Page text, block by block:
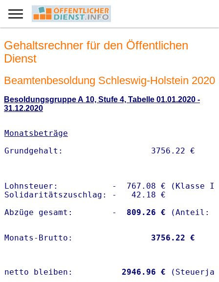
Gehaltsrechner für den Öffentlichen
Dienst
Beamtenbesoldung Schleswig-Holstein 2020
Besoldungsgruppe A 10, Stufe 4, Tabelle 01.01.2020 -
31.12.2020
Monatsbeträge
Lohnsteuer:           -  767.08 € (Klasse I)
Solidaritätszuschlag: -   42.18 €
Abzüge gesamt:        -
  809.26 €
Monats-Brutto: 3756.22 €
netto bleiben: 2946.96 €